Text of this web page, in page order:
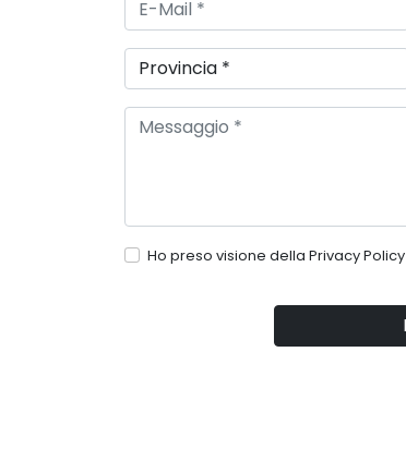
Ho preso visione della Privacy Policy